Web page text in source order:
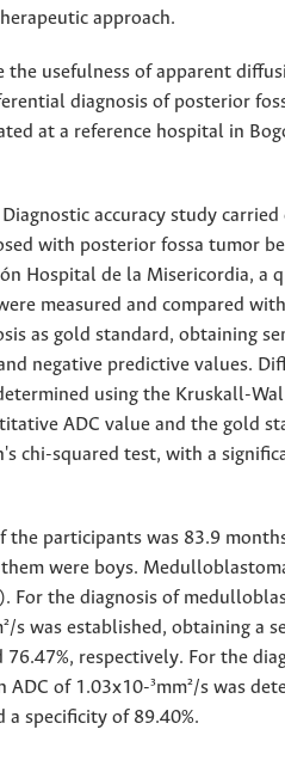
approach.
the usefulness of apparent
diagnosis of posterior
at a reference hospital in
Diagnostic accuracy study
with posterior fossa tumor
Hospital de la Misericordia, a
measured and compared with
as gold standard, obtaining
negative predictive values.
using the Kruskall-
ADC value and the gold
chi-squared test, with a
the participants was 83.9
were boys.
For the diagnosis of
s was established, obtaining a
76.47%, respectively. For the
ADC of 1.03x10-³mm²/s was
a specificity of 89.40%.